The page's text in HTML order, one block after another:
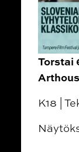
Torstai
K18 |